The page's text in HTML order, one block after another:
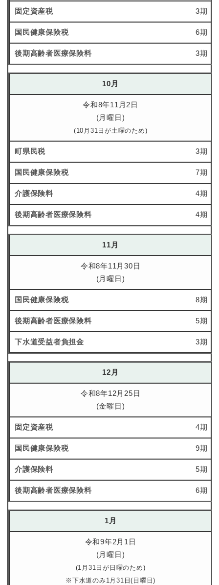
3期
6期
3期
10月
令和8年11月2日
(月曜日)
(10月31日が土曜のため)
3期
7期
4期
4期
11月
令和8年11月30日
(月曜日)
8期
5期
3期
12月
令和8年12月25日
(金曜日)
4期
9期
5期
6期
1月
令和9年2月1日
(月曜日)
(1月31日が日曜のため)
※下水道のみ1月31日(日曜日)